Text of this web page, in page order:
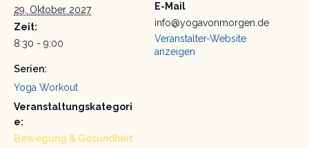
29. Oktober 2027
Zeit:
8:30 - 9:00
Serien:
Yoga Workout
Veranstaltungskategori
e:
Bewegung & Gesundheit
E-Mail
info@yogavonmorgen.de
Veranstalter-Website
anzeigen